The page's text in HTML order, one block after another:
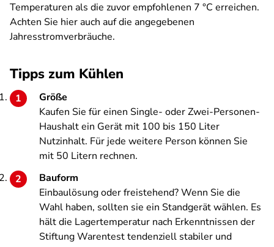
Temperaturen als die zuvor empfohlenen 7 °C erreichen.
Achten Sie hier auch auf die angegebenen
Jahresstromverbräuche.
Tipps zum Kühlen
Größe
Kaufen Sie für einen Single- oder Zwei-Personen-
Haushalt ein Gerät mit 100 bis 150 Liter
Nutzinhalt. Für jede weitere Person können Sie
mit 50 Litern rechnen.
Bauform
Einbaulösung oder freistehend? Wenn Sie die
Wahl haben, sollten sie ein Standgerät wählen. Es
hält die Lagertemperatur nach Erkenntnissen der
Stiftung Warentest tendenziell stabiler und